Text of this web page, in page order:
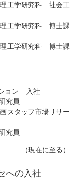
工学研究科 社会工
工学研究科 博士課
工学研究科 博士課
ョン 入社
究員
タッフ市場リサー
究員
（現在に至る）
への入社